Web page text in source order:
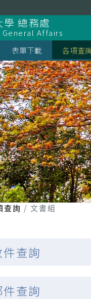
總務處
Affairs
表單下載 各項查
查詢 文書組
查詢
查詢